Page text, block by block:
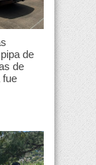
de
de
fue